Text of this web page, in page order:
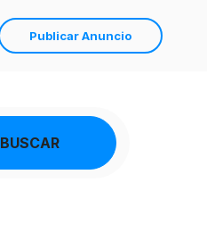
Publicar Anuncio
BUSCAR